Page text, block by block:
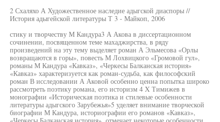
2 Схаляхо А Художественное наследие адыгской диаспоры //
История адыгейской литературы Т 3 - Майкоп, 2006
стику и творчеству М Кандура3 А Акова в диссертационном
сочинении, посвященном теме махаджирства, в ряду
произведений на эту тему выделяет роман А Эльмесова «Орлы
возвращаются в горы», повесть М Лохвицкого «Громовой гул»,
романы М Кандура «Кавказ», «Черкесы Балканская история»
«Кавказ» характеризуется как роман-судьба, как философский
роман В исследовании А Аковой особенно ценна попытка широко
рассмотреть поэтику романа, его историзм 4 X Тимижев в
монографии «Историческая поэтика и стилевые особенности
литературы адыгского Зарубежья»5 уделяет внимание творческой
биографии М Кандура, историографии его романов «Кавказ»,